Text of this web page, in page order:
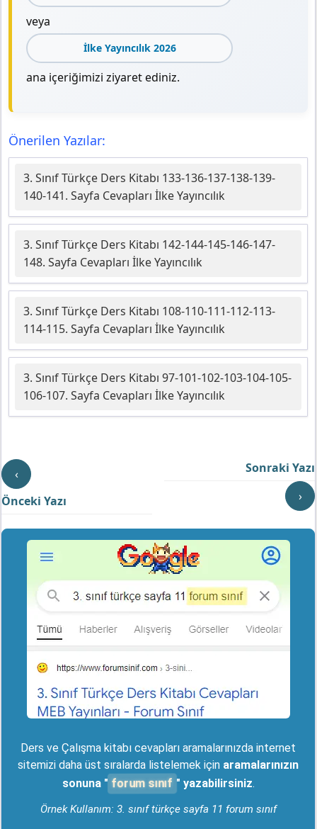
veya
İlke Yayıncılık 2026
ana içeriğimizi ziyaret ediniz.
Önerilen Yazılar:
3. Sınıf Türkçe Ders Kitabı 133-136-137-138-139-
140-141. Sayfa Cevapları İlke Yayıncılık
3. Sınıf Türkçe Ders Kitabı 142-144-145-146-147-
148. Sayfa Cevapları İlke Yayıncılık
3. Sınıf Türkçe Ders Kitabı 108-110-111-112-113-
114-115. Sayfa Cevapları İlke Yayıncılık
3. Sınıf Türkçe Ders Kitabı 97-101-102-103-104-105-
106-107. Sayfa Cevapları İlke Yayıncılık
‹
Önceki Yazı
Sonraki Yazı
›
Ders ve Çalışma kitabı cevapları aramalarınızda internet
sitemizi daha üst sıralarda listelemek için aramalarınızın
sonuna " forum sınıf " yazabilirsiniz.
Örnek Kullanım: 3. sınıf türkçe sayfa 11 forum sınıf